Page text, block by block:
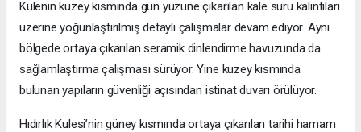
Kulenin kuzey kısmında gün yüzüne çıkarılan kale suru kalıntıları
üzerine yoğunlaştırılmış detaylı çalışmalar devam ediyor. Aynı
bölgede ortaya çıkarılan seramik dinlendirme havuzunda da
sağlamlaştırma çalışması sürüyor. Yine kuzey kısmında
bulunan yapıların güvenliği açısından istinat duvarı örülüyor.
Hıdırlık Kulesi’nin güney kısmında ortaya çıkarılan tarihi hamam